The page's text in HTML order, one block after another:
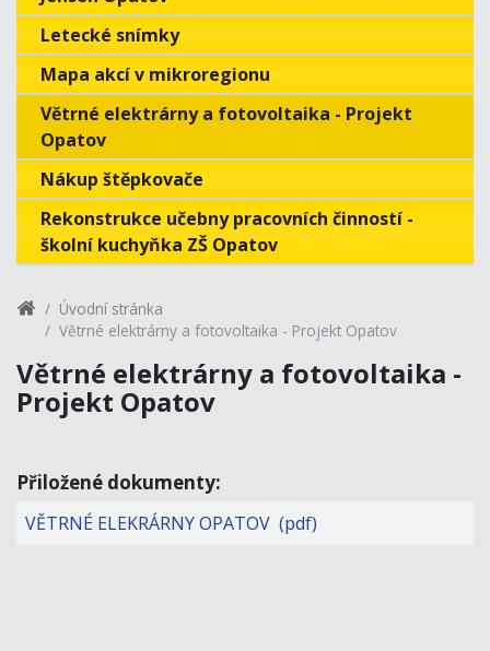
Letecké snímky
Mapa akcí v mikroregionu
Větrné elektrárny a fotovoltaika - Projekt
Opatov
Nákup štěpkovače
Rekonstrukce učebny pracovních činností -
školní kuchyňka ZŠ Opatov
Úvodní stránka
Větrné elektrárny a fotovoltaika - Projekt Opatov
Větrné elektrárny a fotovoltaika -
Projekt Opatov
Přiložené dokumenty:
VĚTRNÉ ELEKRÁRNY OPATOV (pdf)